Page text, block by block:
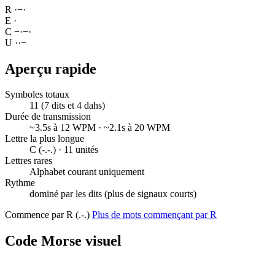
R ·−·
E ·
C −·−·
U ··−
Aperçu rapide
Symboles totaux
11 (7 dits et 4 dahs)
Durée de transmission
~3.5s à 12 WPM · ~2.1s à 20 WPM
Lettre la plus longue
C (-.-.) · 11 unités
Lettres rares
Alphabet courant uniquement
Rythme
dominé par les dits (plus de signaux courts)
Commence par R (.-.) Plus de mots commençant par R
Code Morse visuel